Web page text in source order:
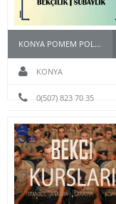
KONYA POMEM POLİS HAZIRLIK KURSU
KONYA
0(507) 823 70 35